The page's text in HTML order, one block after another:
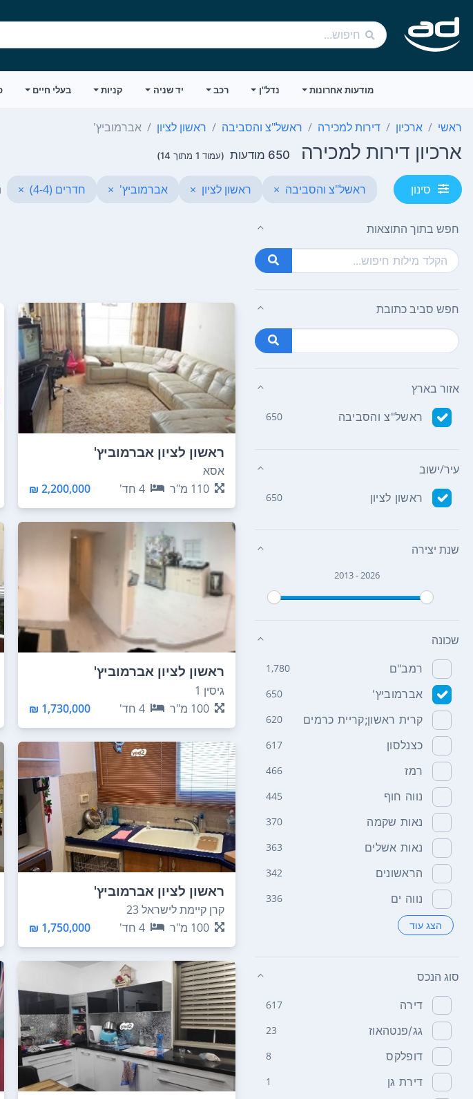
מודעות אחרונות נדל"ן רכב יד שניה קניות בעלי חיים
ראשי ארכיון דירות למכירה ראשל"צ והסביבה ראשון לציון אברמוביץ'
ארכיון דירות למכירה 650 מודעות (עמוד 1 מתוך 14)
סינון ראשל"צ והסביבה × ראשון לציון × אברמוביץ' × חדרים (4-4) ×
חפש בתוך התוצאות
חפש סביב כתובת
אזור בארץ
ראשל"צ והסביבה 650
עיר/ישוב
ראשון לציון 650
שנת יצירה
2013 - 2026
שכונה
רמב"ם 1,780
אברמוביץ' 650
קרית ראשון;קריית כרמים 620
כצנלסון 617
רמז 466
נווה חוף 445
נאות שקמה 370
נאות אשלים 363
הראשונים 342
נווה ים 336
הצג עוד
סוג הנכס
דירה 617
גג/פנטהאוז 23
דופלקס 8
דירת גן 1
ראשון לציון אברמוביץ'
אסא
110 מ"ר 4 חד' 2,200,000 ₪
ראשון לציון אברמוביץ'
גיסין 1
100 מ"ר 4 חד' 1,730,000 ₪
ראשון לציון אברמוביץ'
קרן קיימת לישראל 23
100 מ"ר 4 חד' 1,750,000 ₪